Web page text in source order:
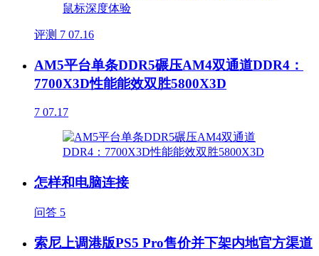
评测 7 07.16
AM5平台单条DDR5碾压AM4双通道DDR4：
7700X3D性能能效双胜5800X3D
7 07.17
怎样和电脑连接
问答 5
索尼上调港版PS5 Pro售价并下架内地官方渠道